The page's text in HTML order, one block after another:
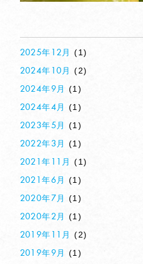
2025年12月
(1)
2024年10月
(2)
2024年9月
(1)
2024年4月
(1)
2023年5月
(1)
2022年3月
(1)
2021年11月
(1)
2021年6月
(1)
2020年7月
(1)
2020年2月
(1)
2019年11月
(2)
2019年9月
(1)